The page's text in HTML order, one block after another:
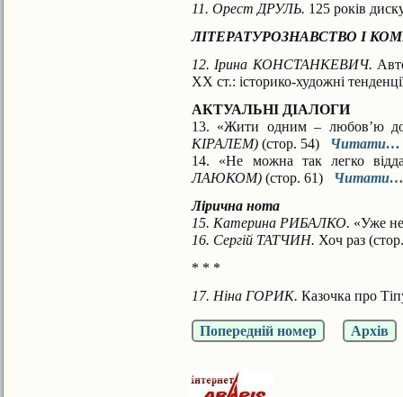
11. Орест ДРУЛЬ. 125 років
ЛІТЕРАТУРОЗНАВСТВО І
12. Ірина КОНСТАНКЕВИЧ.
XX ст.: історико-художні
АКТУАЛЬНІ ДІАЛОГИ
13. «Жити одним – любов’ю
КІРАЛЕМ) (стор. 54) Читати…
14. «Не можна так легко
ЛАЮКОМ) (стор. 61) Читати…
Лірична нота
15. Катерина РИБАЛКО. «Уже
16. Сергій ТАТЧИН. Хоч раз
* * *
17. Ніна ГОРИК. Казочка про
Попередній номер Архів